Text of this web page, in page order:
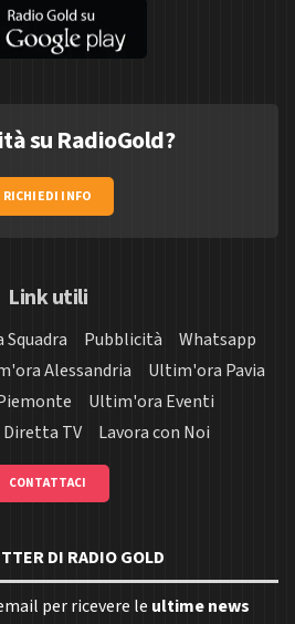
su RadioGold?
RICHIEDI INFO
Link utili
Squadra Pubblicità
Whatsapp
Alessandria
Ultim'ora Pavia
Ultim'ora Eventi
Diretta TV Lavora con Noi
CONTATTACI
DI RADIO GOLD
per ricevere le ultime news